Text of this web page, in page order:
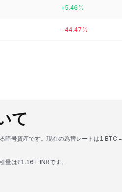
+5.46%
-44.47%
て
暗号資産です。現在の為替レートは1 BTC =
は₹1.16T INRです。